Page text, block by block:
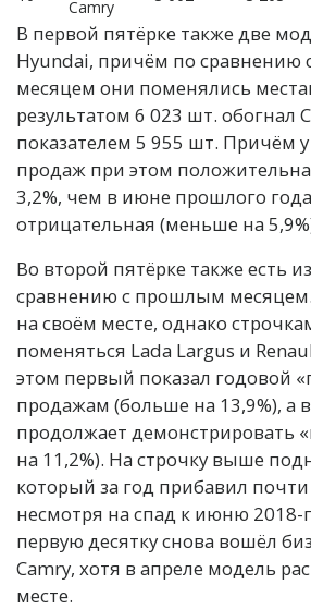
Camry
В первой пятёрке также две
Hyundai, причём по
месяцем они поменялись
результатом 6 023 шт. обогнал
показателем 5 955 шт. Причём
продаж при этом
3,2%, чем в июне прошлого
отрицательная (меньше на
Во второй пятёрке также есть
сравнению с прошлым месяцем.
на своём месте, однако
поменяться Lada Largus и
этом первый показал годовой
продажам (больше на 13,9%), а
продолжает демонстрировать
на 11,2%). На строчку выше
который за год прибавил
несмотря на спад к июню 2018-
первую десятку снова вошёл
Camry, хотя в апреле модель
месте.